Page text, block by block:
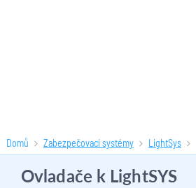
Domů Zabezpečovací systémy LightSys
Ovladače k LightSYS